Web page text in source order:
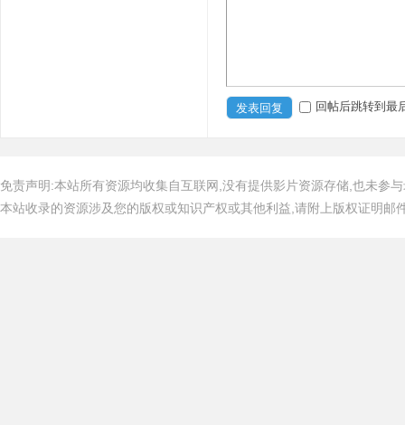
发表回复 回帖后跳转到最
免责声明:本站所有资源均收集自互联网,没有提供影片资源存储,也未参
本站收录的资源涉及您的版权或知识产权或其他利益,请附上版权证明